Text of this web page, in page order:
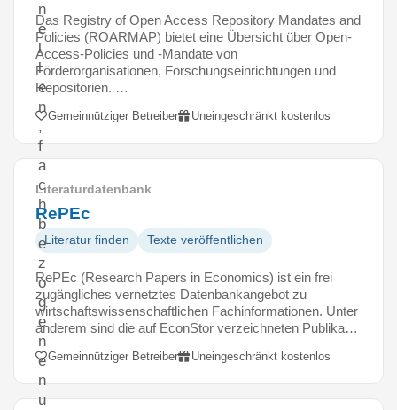
n
e
l
l
e
n
,
f
a
c
h
b
e
z
o
g
e
n
e
n
u
Das Registry of Open Access Repository Mandates and
Policies (ROARMAP) bietet eine Übersicht über Open-
Access-Policies und -Mandate von
Förderorganisationen, Forschungseinrichtungen und
Repositorien. …
Gemeinnütziger Betreiber Uneingeschränkt kostenlos
Literaturdatenbank
RePEc
Literatur finden Texte veröffentlichen
RePEc (Research Papers in Economics) ist ein frei
zugängliches vernetztes Datenbankangebot zu
wirtschaftswissenschaftlichen Fachinformationen. Unter
anderem sind die auf EconStor verzeichneten Publika…
Gemeinnütziger Betreiber Uneingeschränkt kostenlos